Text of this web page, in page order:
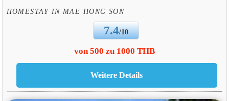
HOMESTAY IN MAE HONG SON
7.4/10
von 500 zu 1000 THB